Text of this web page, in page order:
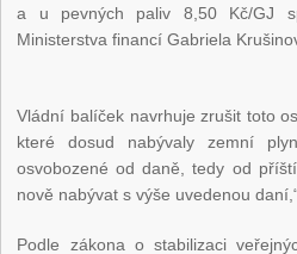
a u pevných paliv 8,50 Kč/GJ
Ministerstva financí Gabriela
Vládní balíček navrhuje zrušit toto
které dosud nabývaly zemní
osvobozené od daně, tedy od
nově nabývat s výše uvedenou
Podle zákona o stabilizaci